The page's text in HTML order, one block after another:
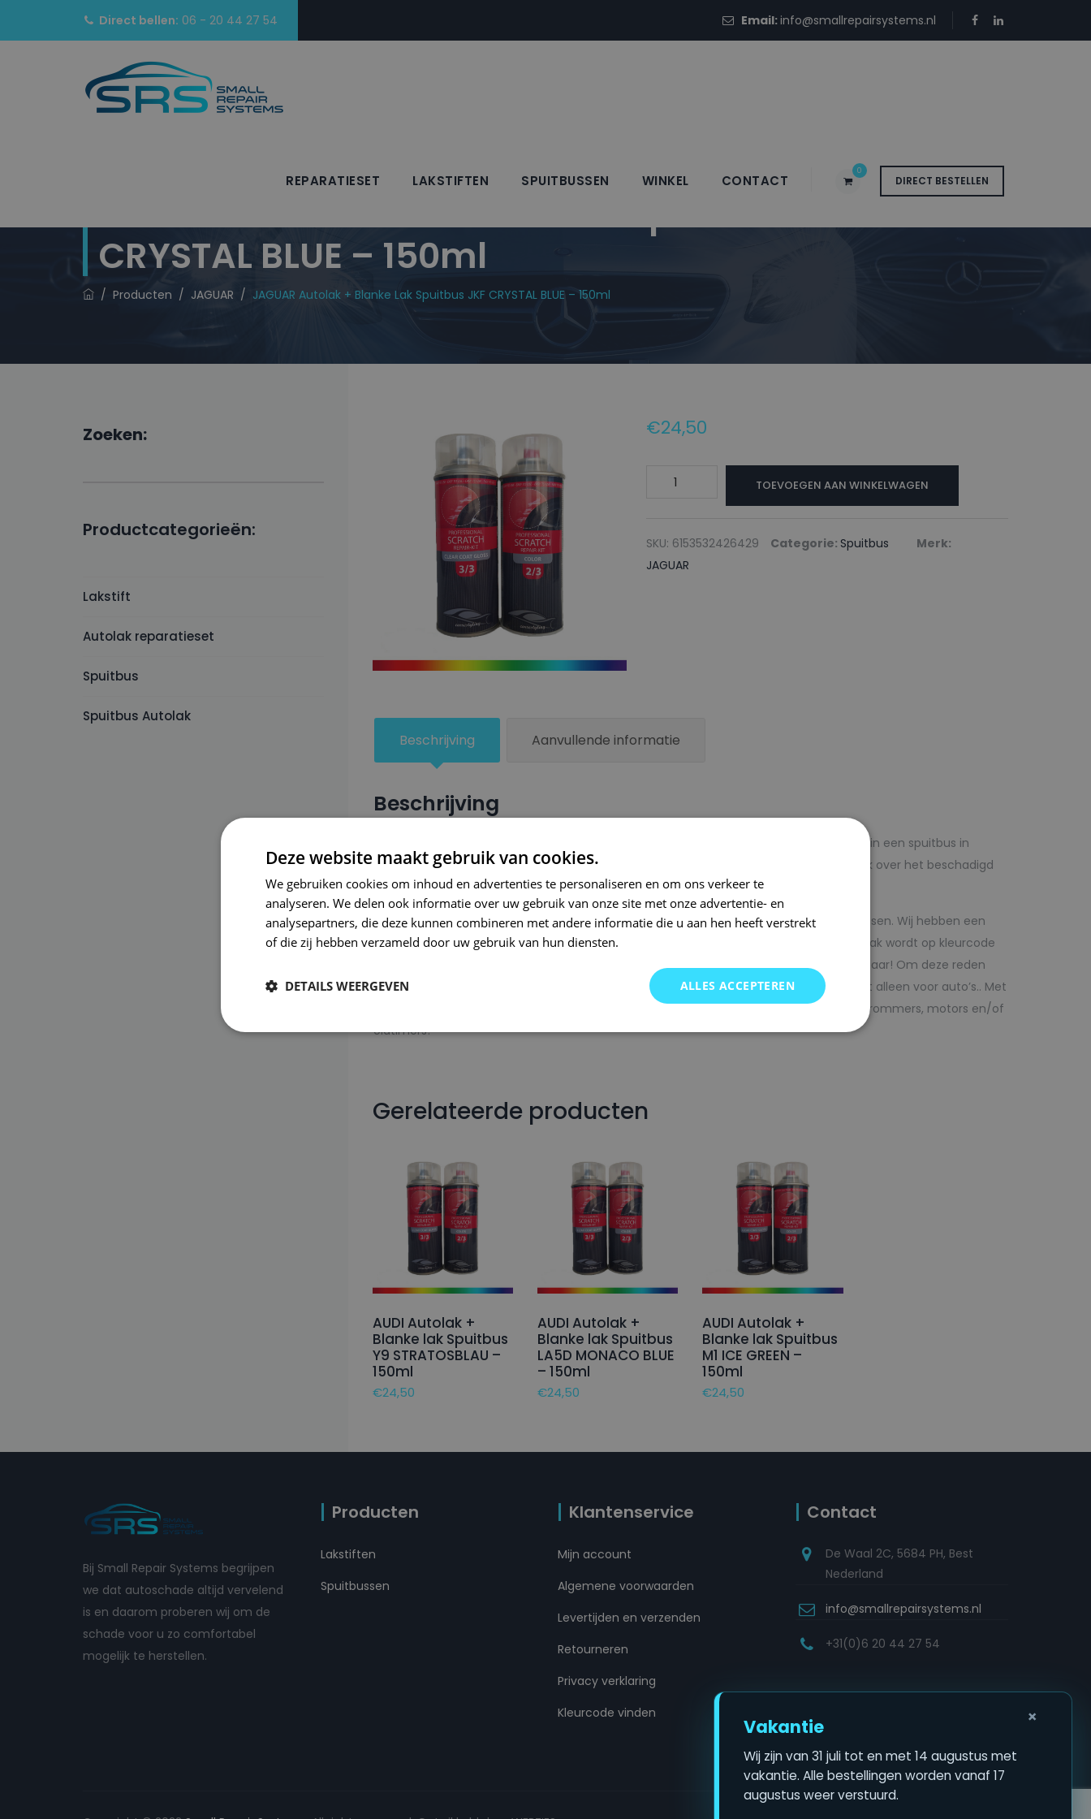
Direct bellen: 06 - 20 44 27 54 Email:info@smallrepairsystems.nl
DIRECT BESTELLEN
0
REPARATIESET LAKSTIFTEN SPUITBUSSEN WINKEL CONTACT
JAGUAR Autolak + Blanke Lak Spuitbus JKF
CRYSTAL BLUE – 150ml
/ Producten / JAGUAR / JAGUAR Autolak + Blanke Lak Spuitbus JKF CRYSTAL BLUE – 150ml
€24,50
JAGUAR
Blanke
lak
TOEVOEGEN AAN WINKELWAGEN
SKU: 6153532426429 Categorie: Spuitbus
Merk:
JAGUAR
Beschrijving Aanvullende informatie
Beschrijving
Een groter beschadigd oppervlak van je auto behandel je nu zelf voordelig met autolak in een spuitbus in
combinatie met blanke lak van Small Repair Systems. U dient op voorhand de blanke lak over het beschadigd
oppervlak te spuiten zodat de kleurlak beter hecht.
Bij SRS bent u aan het juiste adres wanneer het gaat om hoge kwaliteit autolak spuitbussen. Wij hebben een
gigantisch assortiment met oneindig veel kleurencombinaties in ons arsenaal. De autolak wordt op kleurcode
of kleurnaam gemaakt en is afgevuld met professionele verf. Direct uit voorraad leverbaar! Om deze reden
garanderen wij dat u altijd de gewenste kleur voor uw auto bij SRS kunt vinden. Maar niet alleen voor auto’s.. Met
onze A-kwaliteit spuitbussen kunt u bij ons ook terecht voor bedrijfswagens, scooters, brommers, motors en/of
oldtimers!
Gerelateerde producten
AUDI Autolak +
Blanke lak Spuitbus
Y9 STRATOSBLAU –
150ml
€24,50
AUDI Autolak +
Blanke lak Spuitbus
LA5D MONACO BLUE
– 150ml
€24,50
AUDI Autolak +
Blanke lak Spuitbus
M1 ICE GREEN –
150ml
€24,50
Zoeken:
Productcategorieën:
Lakstift
Autolak reparatieset
Spuitbus
Spuitbus Autolak
Bij Small Repair Systems begrijpen
we dat autoschade altijd vervelend
is en daarom proberen wij om de
schade voor u zo comfortabel
mogelijk te herstellen.
Producten
Lakstiften
Spuitbussen
Klantenservice
Mijn account
Algemene voorwaarden
Levertijden en verzenden
Retourneren
Privacy verklaring
Kleurcode vinden
Contact
De Waal 2C, 5684 PH, Best
Nederland
info@smallrepairsystems.nl
+31(0)6 20 44 27 54
×
Vakantie
Wij zijn van 31 juli tot en met 14 augustus met
vakantie. Alle bestellingen worden vanaf 17
augustus weer verstuurd.
Deze website maakt gebruik van cookies.
We gebruiken cookies om inhoud en advertenties te personaliseren en om ons verkeer te
analyseren. We delen ook informatie over uw gebruik van onze site met onze advertentie- en
analysepartners, die deze kunnen combineren met andere informatie die u aan hen heeft verstrekt
of die zij hebben verzameld door uw gebruik van hun diensten.
ALLES ACCEPTEREN
DETAILS WEERGEVEN